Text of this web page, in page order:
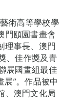
術高等學校學
門頤園書畫會
理事長、澳門
、佳作獎及青
展國畫組最佳
”。作品被中
、澳門文化局